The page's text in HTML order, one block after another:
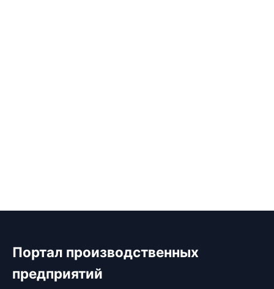
Портал производственных
предприятий